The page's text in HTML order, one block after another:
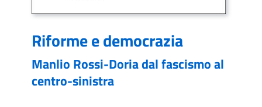
Riforme e democrazia
Manlio Rossi-Doria dal fascismo al
centro-sinistra